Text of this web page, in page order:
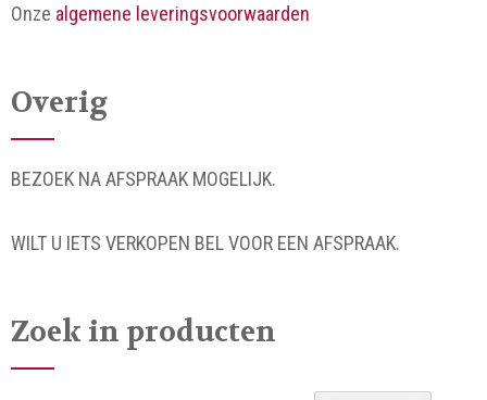
Onze algemene leveringsvoorwaarden
Overig
BEZOEK NA AFSPRAAK MOGELIJK.
WILT U IETS VERKOPEN BEL VOOR EEN AFSPRAAK.
Zoek in producten